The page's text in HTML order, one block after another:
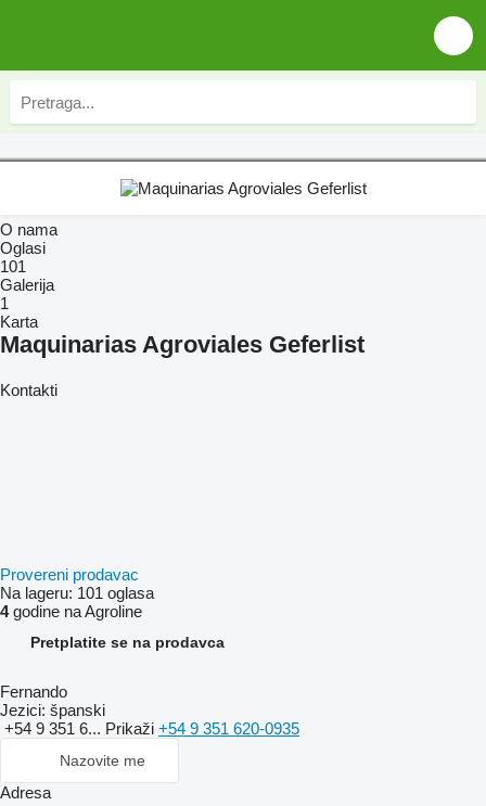
O nama
Oglasi
101
Galerija
1
Karta
Maquinarias Agroviales Geferlist
Kontakti
Provereni prodavac
Na lageru: 101 oglasa
4godine na Agroline
Pretplatite se na prodavca
Fernando
Jezici: španski
+54 9 351 6... Prikaži +54 9 351 620-0935
Nazovite me
Adresa